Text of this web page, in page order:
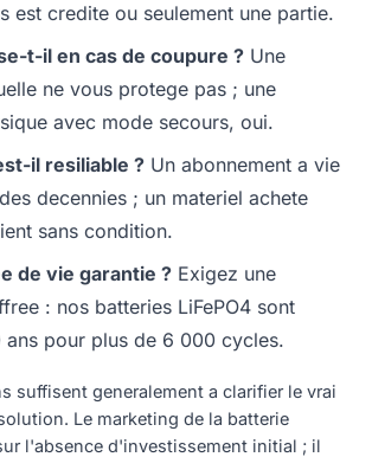
est credite ou seulement une partie.
t-il en cas de coupure ? Une
ne vous protege pas ; une
avec mode secours, oui.
il resiliable ? Un abonnement a vie
decennies ; un materiel achete
sans condition.
de vie garantie ? Exigez une
: nos batteries LiFePO4 sont
ans pour plus de 6 000 cycles.
suffisent generalement a clarifier le vrai
Le marketing de la batterie
l'absence d'investissement initial ; il